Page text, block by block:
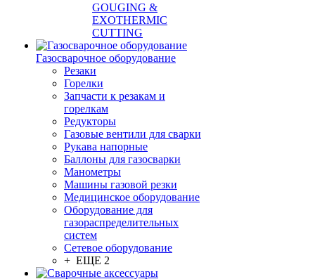
GOUGING &
EXOTHERMIC
CUTTING
Газосварочное оборудование
Резаки
Горелки
Запчасти к резакам и
горелкам
Редукторы
Газовые вентили для сварки
Рукава напорные
Баллоны для газосварки
Манометры
Машины газовой резки
Медицинское оборудование
Оборудование для
газораспределительных
систем
Сетевое оборудование
+ ЕЩЕ 2